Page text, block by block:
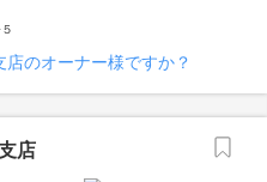
のオーナー様ですか？
店